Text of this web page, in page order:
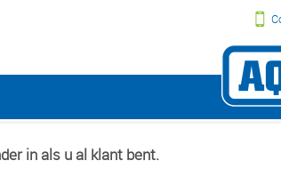
in als u al klant bent.